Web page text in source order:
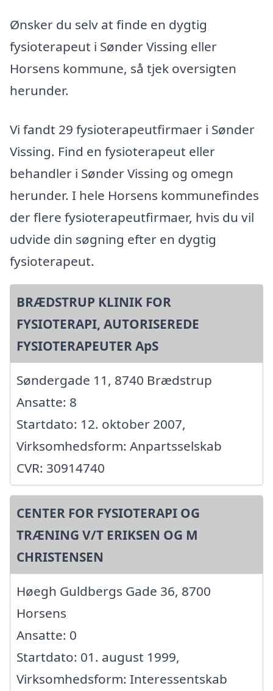
Ønsker du selv at finde en dygtig
fysioterapeut i Sønder Vissing eller
Horsens kommune, så tjek oversigten
herunder.
Vi fandt 29 fysioterapeutfirmaer i Sønder
Vissing. Find en fysioterapeut eller
behandler i Sønder Vissing og omegn
herunder. I hele Horsens kommunefindes
der flere fysioterapeutfirmaer, hvis du vil
udvide din søgning efter en dygtig
fysioterapeut.
BRÆDSTRUP KLINIK FOR
FYSIOTERAPI, AUTORISEREDE
FYSIOTERAPEUTER ApS
Søndergade 11, 8740 Brædstrup
Ansatte: 8
Startdato: 12. oktober 2007,
Virksomhedsform: Anpartsselskab
CVR: 30914740
CENTER FOR FYSIOTERAPI OG
TRÆNING V/T ERIKSEN OG M
CHRISTENSEN
Høegh Guldbergs Gade 36, 8700
Horsens
Ansatte: 0
Startdato: 01. august 1999,
Virksomhedsform: Interessentskab